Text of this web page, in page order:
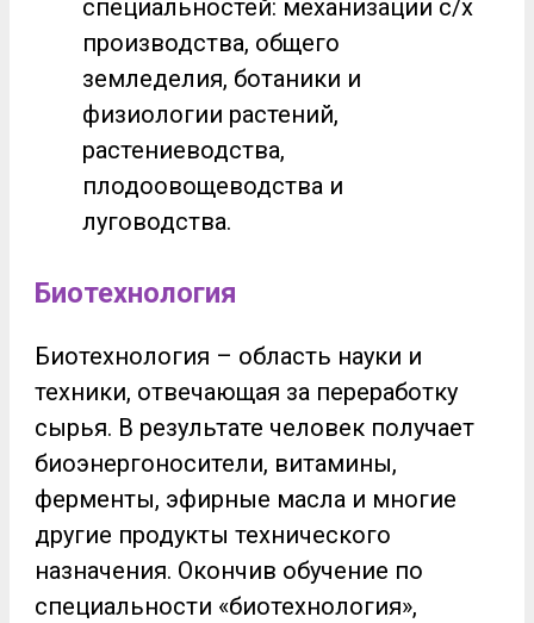
специальностей: механизации с/х
производства, общего
земледелия, ботаники и
физиологии растений,
растениеводства,
плодоовощеводства и
луговодства.
Биотехнология
Биотехнология – область науки и
техники, отвечающая за переработку
сырья. В результате человек получает
биоэнергоносители, витамины,
ферменты, эфирные масла и многие
другие продукты технического
назначения. Окончив обучение по
специальности «биотехнология»,